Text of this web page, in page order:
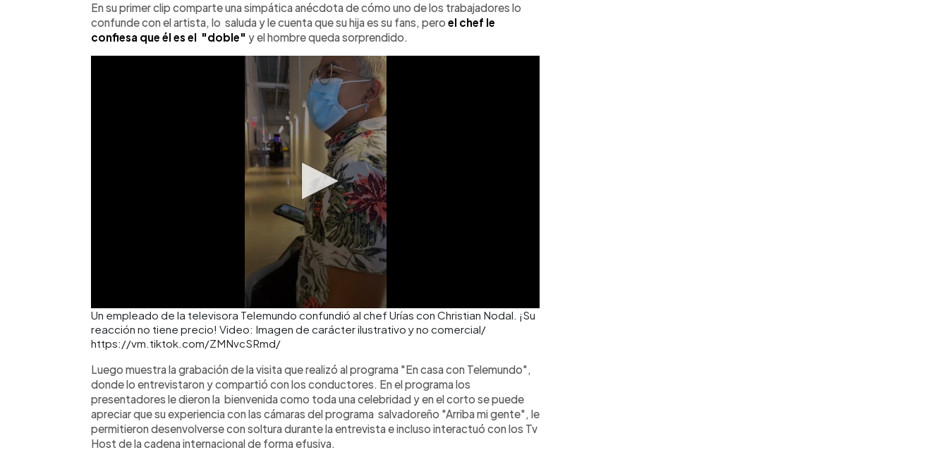
En su primer clip comparte una simpática anécdota de cómo uno de los trabajadores lo
confunde con el artista, lo saluda y le cuenta que su hija es su fans, pero el chef le
confiesa que él es el "doble" y el hombre queda sorprendido.
Un empleado de la televisora Telemundo confundió al chef Urías con Christian Nodal. ¡Su
reacción no tiene precio! Video: Imagen de carácter ilustrativo y no comercial/
https://vm.tiktok.com/ZMNvcSRmd/
Luego muestra la grabación de la visita que realizó al programa "En casa con Telemundo",
donde lo entrevistaron y compartió con los conductores. En el programa los
presentadores le dieron la bienvenida como toda una celebridad y en el corto se puede
apreciar que su experiencia con las cámaras del programa salvadoreño "Arriba mi gente", le
permitieron desenvolverse con soltura durante la entrevista e incluso interactuó con los Tv
Host de la cadena internacional de forma efusiva.